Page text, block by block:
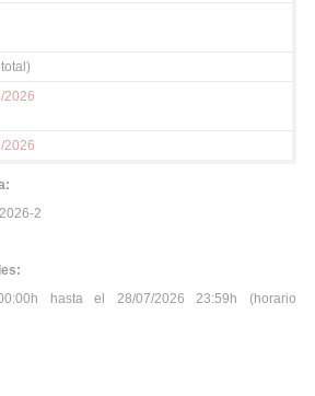
2026
2026
2
hasta el 28/07/2026 23:59h (horario